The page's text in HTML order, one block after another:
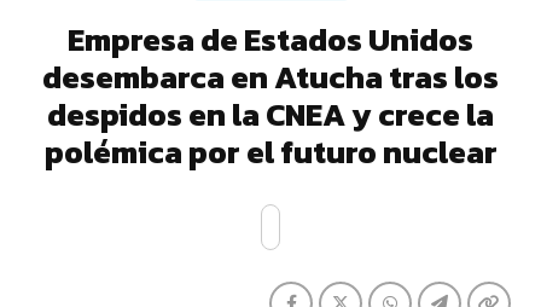
Empresa de Estados Unidos
desembarca en Atucha tras los
despidos en la CNEA y crece la
polémica por el futuro nuclear